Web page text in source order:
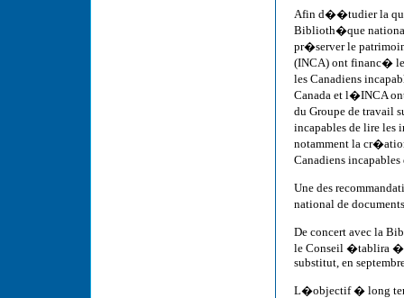
Afin d��tudier la
Biblioth�que
pr�server le
(INCA) ont financ�
les Canadiens
Canada et l�INCA
du Groupe de travail
incapables de lire les
notamment la
Canadiens
Une des
national de
De concert avec la
le Conseil �tablira
substitut, en
L�objectif � long